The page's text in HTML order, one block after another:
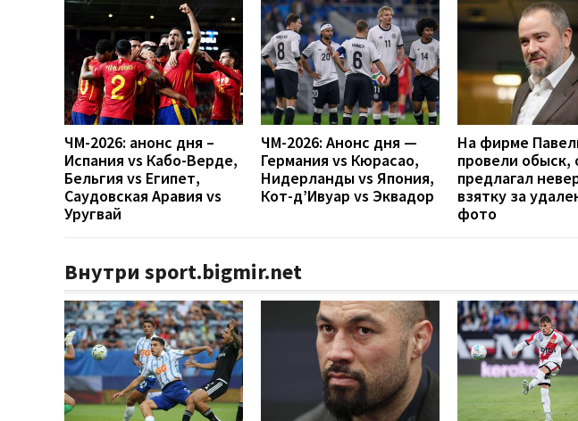
ЧМ-2026: анонс дня –
Испания vs Кабо-Верде,
Бельгия vs Египет,
Саудовская Аравия vs
Уругвай
ЧМ-2026: Анонс дня —
Германия vs Кюрасао,
Нидерланды vs Япония,
Кот-д’Ивуар vs Эквадор
На фирме
провели обыск,
предлагал
взятку за
фото
Внутри sport.bigmir.net